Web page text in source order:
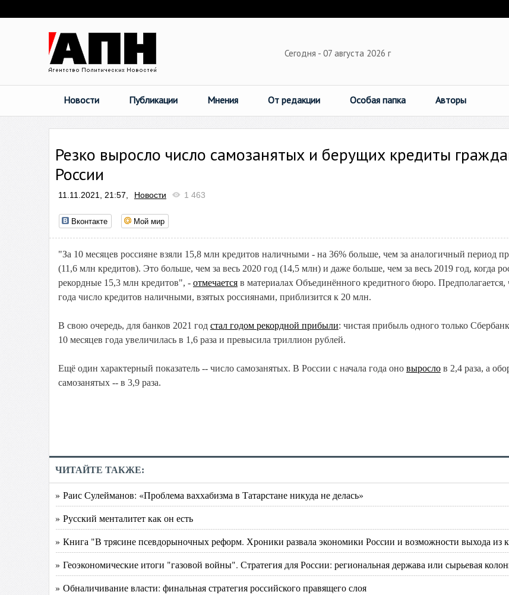
Сегодня - 07 августа 2026 г
Новости Публикации Мнения От редакции Особая папка Авторы
Резко выросло число самозанятых и берущих кредиты
России
11.11.2021, 21:57, Новости 1 463
Вконтакте Мой мир
"За 10 месяцев россияне взяли 15,8 млн кредитов наличными - на 36% больше, чем за аналогичный период
(11,6 млн кредитов). Это больше, чем за весь 2020 год (14,5 млн) и даже больше, чем за весь 2019 год, когда
рекордные 15,3 млн кредитов", - отмечается в материалах Объединённого кредитного бюро. Предполагается,
года число кредитов наличными, взятых россиянами, приблизится к 20 млн.
В свою очередь, для банков 2021 год стал годом рекордной прибыли: чистая прибыль одного только
10 месяцев года увеличилась в 1,6 раза и превысила триллион рублей.
Ещё один характерный показатель -- число самозанятых. В России с начала года оно выросло в 2,4 раза, а
самозанятых -- в 3,9 раза.
ЧИТАЙТЕ ТАКЖЕ:
» Раис Сулейманов: «Проблема ваххабизма в Татарстане никуда не делась»
» Русский менталитет как он есть
» Книга "В трясине псевдорыночных реформ. Хроники развала экономики России и возможности выхода из
» Геоэкономические итоги "газовой войны". Стратегия для России: региональная держава или сырьевая
» Обналичивание власти: финальная стратегия российского правящего слоя